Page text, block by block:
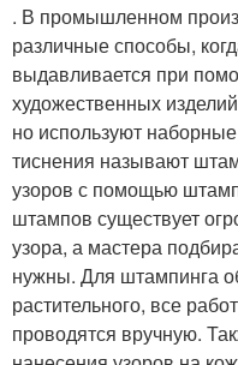
. В промышленном
различные способы,
выдавливается при
художественных
но используют
тиснения называют
узоров с помощью
штампов существует
узора, а мастера
нужны. Для штампинга
растительного, все
проводятся вручную.